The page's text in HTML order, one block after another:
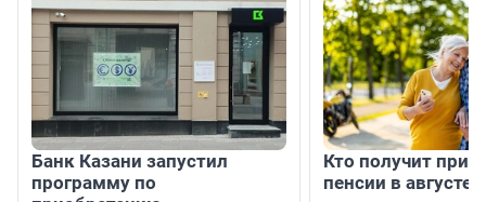
Банк Казани запустил
программу по
Кто получит
пенсии в августе